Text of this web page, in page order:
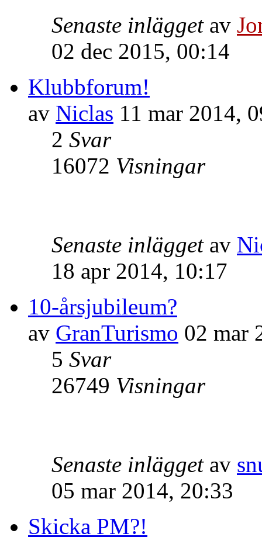
Senaste inlägget av
02 dec 2015, 00:14
Klubbforum!
av Niclas 11 mar 2014,
2 Svar
16072 Visningar
Senaste inlägget av
18 apr 2014, 10:17
10-årsjubileum?
av GranTurismo 02 mar
5 Svar
26749 Visningar
Senaste inlägget av
05 mar 2014, 20:33
Skicka PM?!